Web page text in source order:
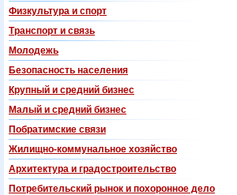
Физкультура и спорт
Транспорт и связь
Молодежь
Безопасность населения
Крупный и средний бизнес
Малый и средний бизнес
Побратимские связи
Жилищно-коммунальное хозяйство
Архитектура и градостроительство
Потребительский рынок и похоронное дело